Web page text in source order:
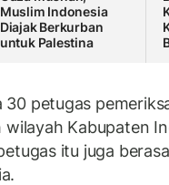
Muslim Indonesia
Diajak Berkurban
untuk Palestina
30 petugas
Kabupaten
itu juga